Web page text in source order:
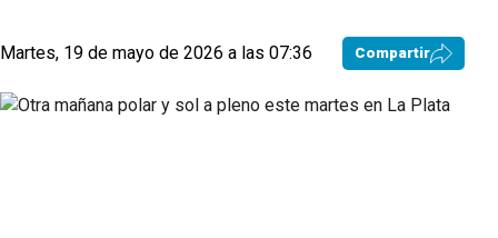
Martes, 19 de mayo de 2026 a las 07:36 Compartir